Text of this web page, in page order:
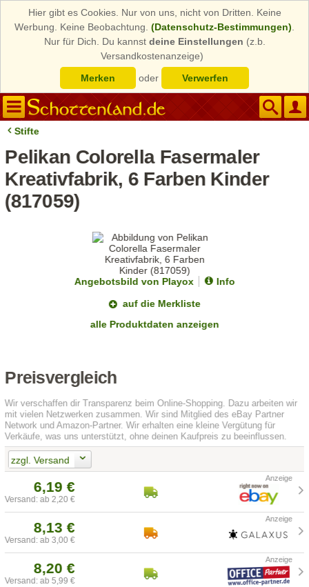
Hier gibt es Cookies. Nur von uns, nicht von Dritten. Keine
Werbung. Keine Beobachtung. (Datenschutz-Bestimmungen)
Nur für Dich. Du kannst deine Einstellungen (z.b.
Versandkostenanzeige)
Merken
oder Verwerfen
Stifte
Pelikan Colorella Fasermaler
Kreativfabrik, 6 Farben Kinder
(817059)
Angebotsbild von Playox
Info
auf die Merkliste
alle Produktdaten anzeigen
Preisvergleich
Wir verschaffen dir Transparenz beim Online-Shopping. Dazu arbeiten wir
mit vielen Netzwerken zusammen. Wir sind Mitglied des eBay Partner
Network und Amazon-Partner. Wir erhalten eine kleine Vergütung für
Verkäufe, was uns unterstützt, ohne deinen Kaufpreis zu beeinflussen.
zzgl. Versand
6,19 €
Versand: ab 2,20 €
8,13 €
Versand: ab 3,00 €
8,20 €
Versand: ab 5,99 €